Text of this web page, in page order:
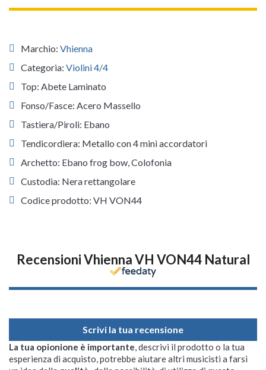
Marchio: Vhienna
Categoria: Violini 4/4
Top: Abete Laminato
Fonso/Fasce: Acero Massello
Tastiera/Piroli: Ebano
Tendicordiera: Metallo con 4 mini accordatori
Archetto: Ebano frog bow, Colofonia
Custodia: Nera rettangolare
Codice prodotto: VH VON44
Recensioni Vhienna VH VON44 Natural
Scrivi la tua recensione
La tua opionione è importante, descrivi il prodotto o la tua
esperienza di acquisto, potrebbe aiutare altri musicisti a farsi